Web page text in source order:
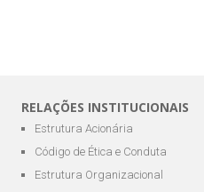
RELAÇÕES INSTITUCIONAIS
Estrutura Acionária
Código de Ética e Conduta
Estrutura Organizacional